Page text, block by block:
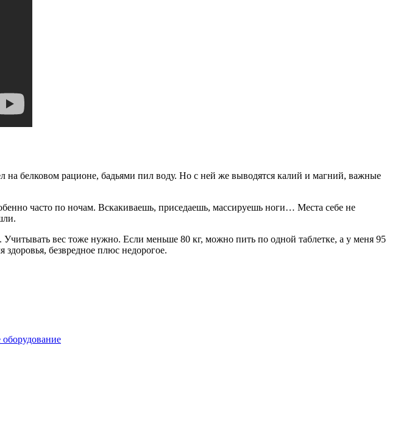
безвредное плюс недорогое.
оборудование